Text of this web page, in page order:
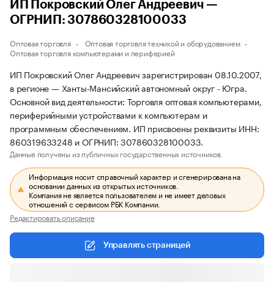
ИП Покровский Олег Андреевич —
ОГРНИП: 307860328100033
Оптовая торговля
Оптовая торговля техникой и оборудованием
Оптовая торговля компьютерами и периферией
ИП Покровский Олег Андреевич зарегистрирован 08.10.2007,
в регионе — Ханты-Мансийский автономный округ - Югра.
Основной вид деятельности: Торговля оптовая компьютерами,
периферийными устройствами к компьютерам и
программным обеспечением. ИП присвоены реквизиты ИНН:
860319633248 и ОГРНИП: 307860328100033.
Данные получены из публичных государственных источников.
Информация носит справочный характер и сгенерирована на
основании данных из открытых источников.
Компания не является пользователем и не имеет деловых
отношений с сервисом РБК Компании.
Редактировать описание
Управлять страницей